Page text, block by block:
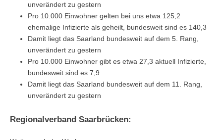
unverändert zu gestern
Pro 10.000 Einwohner gelten bei uns etwa 125,2
ehemalige Infizierte als geheilt, bundesweit sind es 140,3
Damit liegt das Saarland bundesweit auf dem 5. Rang,
unverändert zu gestern
Pro 10.000 Einwohner gibt es etwa 27,3 aktuell Infizierte,
bundesweit sind es 7,9
Damit liegt das Saarland bundesweit auf dem 11. Rang,
unverändert zu gestern
Regionalverband Saarbrücken: